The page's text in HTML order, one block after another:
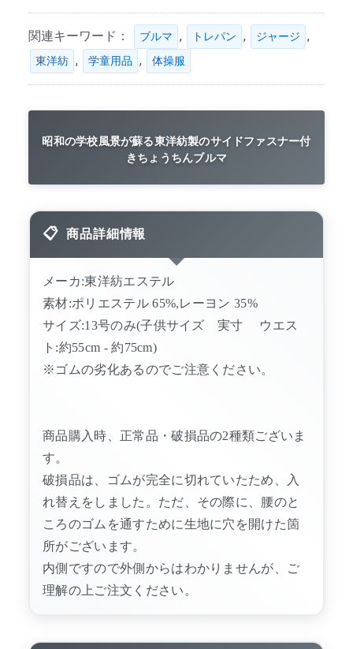
関連キーワード： ブルマ , トレパン , ジャージ ,
東洋紡 , 学童用品 , 体操服
昭和の学校風景が蘇る東洋紡製のサイドファスナー付
きちょうちんブルマ
商品詳細情報
メーカ:東洋紡エステル
素材:ポリエステル 65%,レーヨン 35%
サイズ:13号のみ(子供サイズ 実寸 ウエス
ト:約55cm - 約75cm)
※ゴムの劣化あるのでご注意ください。
商品購入時、正常品・破損品の2種類ございま
す。
破損品は、ゴムが完全に切れていたため、入
れ替えをしました。ただ、その際に、腰のと
ころのゴムを通すために生地に穴を開けた箇
所がございます。
内側ですので外側からはわかりませんが、ご
理解の上ご注文ください。